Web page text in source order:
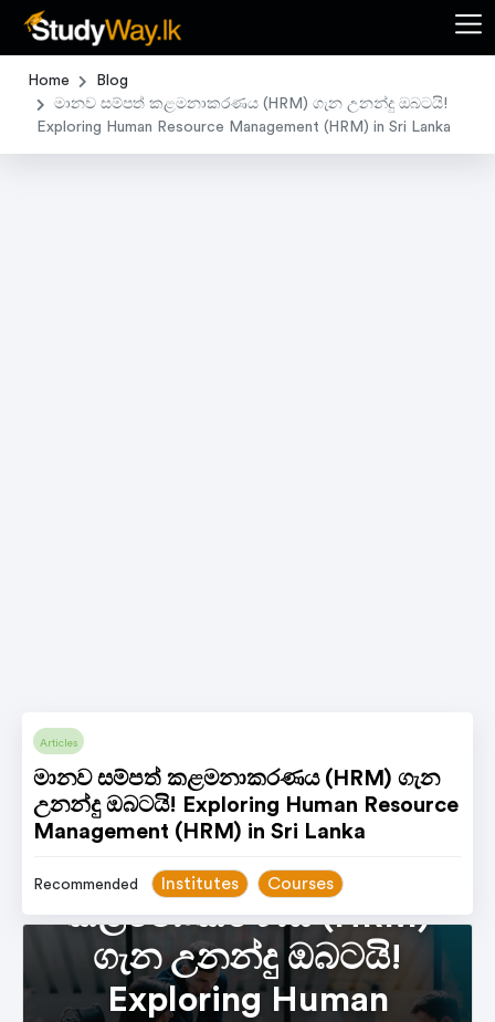
Home
Blog
මානව සම්පත් කළමනාකරණය (HRM) ගැන උනන්දු ඔබටයි!
Exploring Human Resource Management (HRM) in Sri Lanka
Articles
මානව සම්පත් කළමනාකරණය (HRM) ගැන
උනන්දු ඔබටයි! Exploring Human Resource
Management (HRM) in Sri Lanka
Recommended Institutes Courses
මානව සම්පත්
කළමනාකරණය (HRM)
ගැන උනන්දු ඔබටයි!
Exploring Human